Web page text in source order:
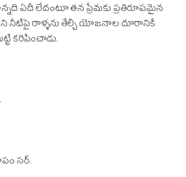
ఏదీ లేదంటూ తన ప్రేమకు ప్రతిరూపమైన
నీటిపై రాళ్ళను తేల్చి యోజనాల దూరానికి
కరిపించాడు.
సర్.